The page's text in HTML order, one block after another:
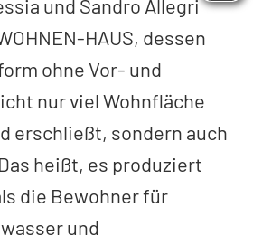
und Sandro Allegri
HAUS, dessen
ohne Vor- und
nur viel Wohnfläche
erschließt, sondern auch
heißt, es produziert
die Bewohner für
und